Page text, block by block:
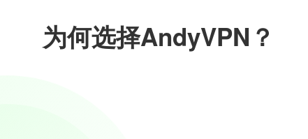
为何选择AndyVPN？